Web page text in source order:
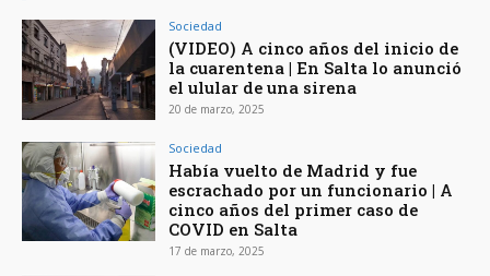
Sociedad
(VIDEO) A cinco años del inicio de
la cuarentena | En Salta lo anunció
el ulular de una sirena
20 de marzo, 2025
Sociedad
Había vuelto de Madrid y fue
escrachado por un funcionario | A
cinco años del primer caso de
COVID en Salta
17 de marzo, 2025